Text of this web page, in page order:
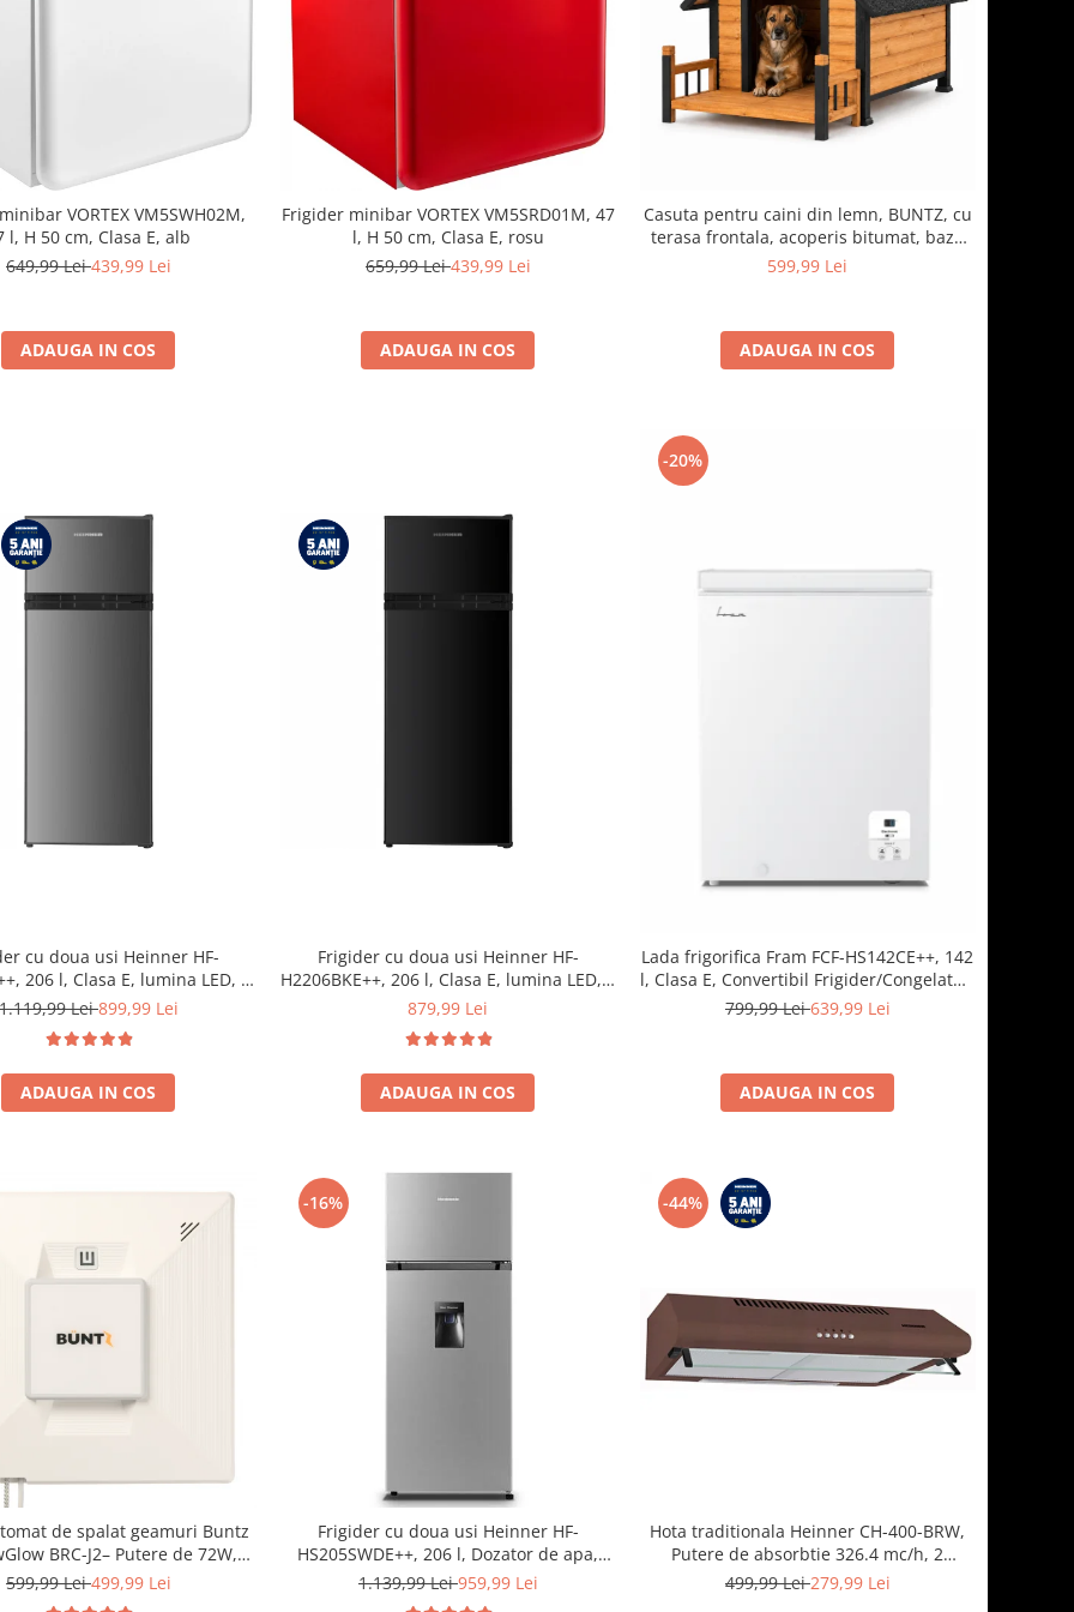
VORTEX VM5SWH02M,
l, H 50 cm, Clasa E, alb
649,99 Lei439,99 Lei
ADAUGA IN COS
Frigider minibar VORTEX VM5SRD01M, 47
l, H 50 cm, Clasa E, rosu
659,99 Lei439,99 Lei
ADAUGA IN COS
Casuta pentru caini din lemn, BUNTZ, cu
terasa frontala, acoperis bitumat, baza
ridicata, pentru talie medie si mare, 93 x
599,99 Lei
ADAUGA IN COS
cu doua usi Heinner HF-
206 l, Clasa E, lumina LED, 3
de sticla, H 143 cm, Inox
1.119,99 Lei899,99 Lei
ADAUGA IN COS
Frigider cu doua usi Heinner HF-
H2206BKE++, 206 l, Clasa E, lumina LED, 3
rafturi de sticla, H 143 cm, Negru
879,99 Lei
ADAUGA IN COS
-20%
Lada frigorifica Fram FCF-HS142CE++, 142
l, Clasa E, Convertibil Frigider/Congelator,
Control electronic, Display digital, Alb
799,99 Lei639,99 Lei
ADAUGA IN COS
de spalat geamuri Buntz
BRC-J2– Putere de 72W,
duala de pulverizare,
599,99 Lei499,99 Lei
-16%
Frigider cu doua usi Heinner HF-
HS205SWDE++, 206 l, Dozator de apa,
Iluminare LED, H 143.4 cm, Clasa E,
1.139,99 Lei959,99 Lei
-44%
Hota traditionala Heinner CH-400-BRW,
Putere de absorbtie 326.4 mc/h, 2
motoare, 60 cm, Maro
499,99 Lei279,99 Lei